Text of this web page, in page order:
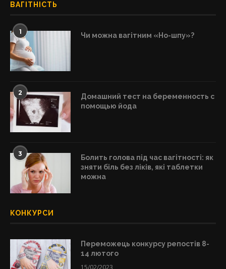
ВАГІТНІСТЬ
1 Чи можна вагітним «Но-шпу»?
2
Домашний тест на беременность с
помощью йода
3
Болить голова під час вагітності: як
зняти біль без ліків, які таблетки
можна
КОНКУРСИ
Переможець конкурсу репостів 8-
14 лютого